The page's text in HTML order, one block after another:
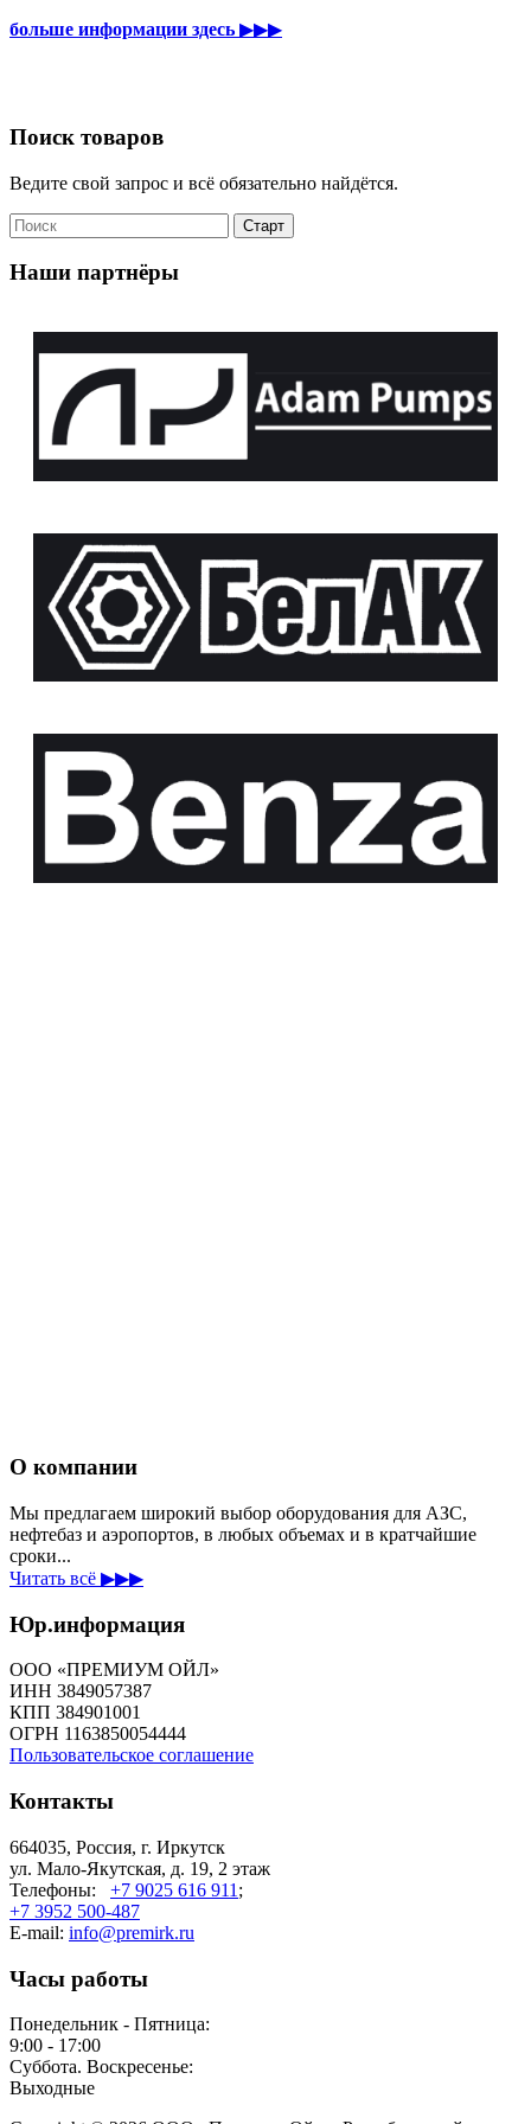
больше информации здесь ▶▶▶
Поиск товаров
Ведите свой запрос и всё обязательно найдётся.
Наши партнёры
О компании
Мы предлагаем широкий выбор оборудования для АЗС,
нефтебаз и аэропортов, в любых объемах и в кратчайшие
сроки...
Читать всё ▶▶▶
Юр.информация
ООО «ПРЕМИУМ ОЙЛ»
ИНН 3849057387
КПП 384901001
ОГРН 1163850054444
Пользовательское соглашение
Контакты
664035, Россия, г. Иркутск
ул. Мало-Якутская, д. 19, 2 этаж
Телефоны: +7 9025 616 911 ;
+7 3952 500-487
E-mail: info@premirk.ru
Часы работы
Понедельник - Пятница:
9:00 - 17:00
Суббота. Воскресенье:
Выходные